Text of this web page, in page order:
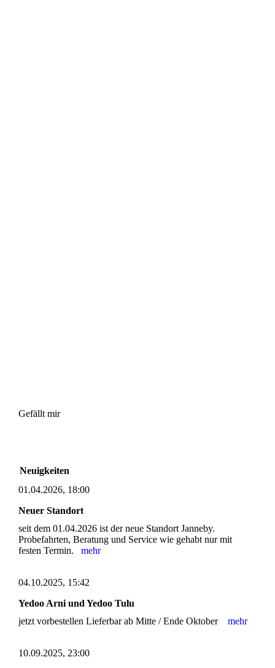
Gefällt mir
Neuigkeiten
01.04.2026, 18:00
Neuer Standort
seit dem 01.04.2026 ist der neue Standort Janneby.
Probefahrten, Beratung und Service wie gehabt nur mit
festen Termin. mehr
04.10.2025, 15:42
Yedoo Arni und Yedoo Tulu
jetzt vorbestellen Lieferbar ab Mitte / Ende Oktober mehr
10.09.2025, 23:00